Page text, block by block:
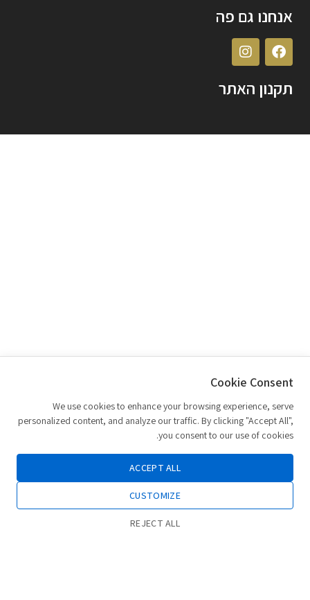
אנחנו גם פה
תקנון האתר
הוספה לסל 0
Cookie Consent
We use cookies to enhance your browsing experience, serve
personalized content, and analyze our traffic. By clicking "Accept All",
you consent to our use of cookies.
ACCEPT ALL
CUSTOMIZE
REJECT ALL